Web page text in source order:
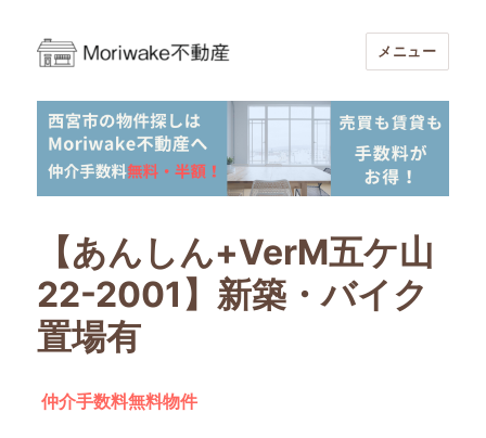
Moriwake不動産-西宮市周辺の不動産
売買・賃貸仲介手数料無料・半額
メニュー
【あんしん+VerM五ケ山
22-2001】新築・バイク
置場有
仲介手数料無料物件